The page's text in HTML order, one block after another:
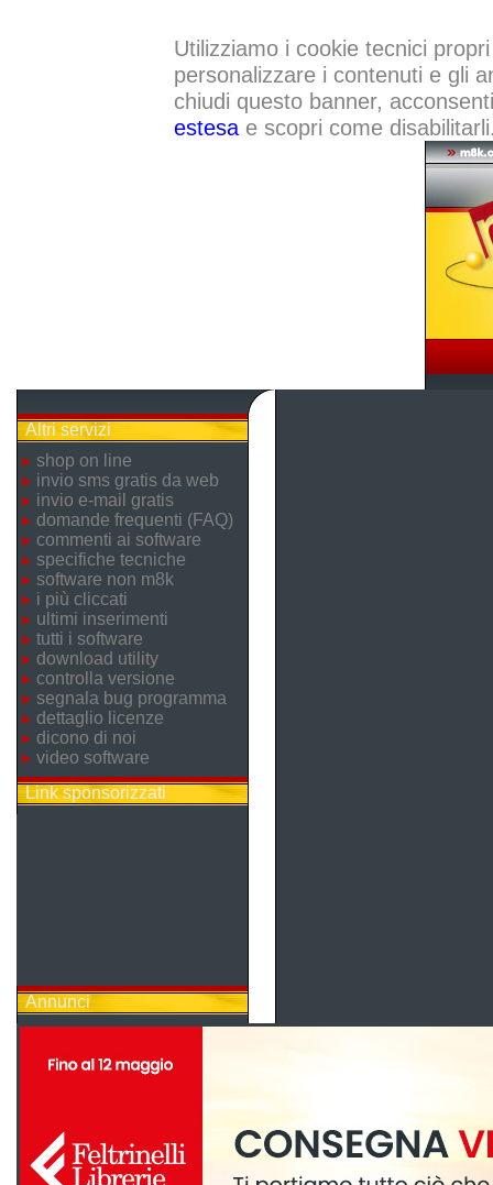
Utilizziamo i cookie tecnici
personalizzare i contenuti e gli
chiudi questo banner,
estesae scopri come
Altri servizi
shop on line
invio sms gratis da web
invio e-mail gratis
domande frequenti (FAQ)
commenti ai software
specifiche tecniche
software non m8k
i più cliccati
ultimi inserimenti
tutti i software
download utility
controlla versione
segnala bug programma
dettaglio licenze
dicono di noi
video software
Link sponsorizzati
Annunci